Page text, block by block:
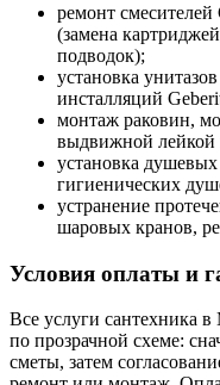
ремонт
(замена
подводок);
установка
инсталляций
монтаж раковин,
выдвижной лейкой
установка
гигиенических
устранение
шаровых кранов,
Условия оплаты и
Все услуги сантехника
по прозрачной схеме:
сметы, затем